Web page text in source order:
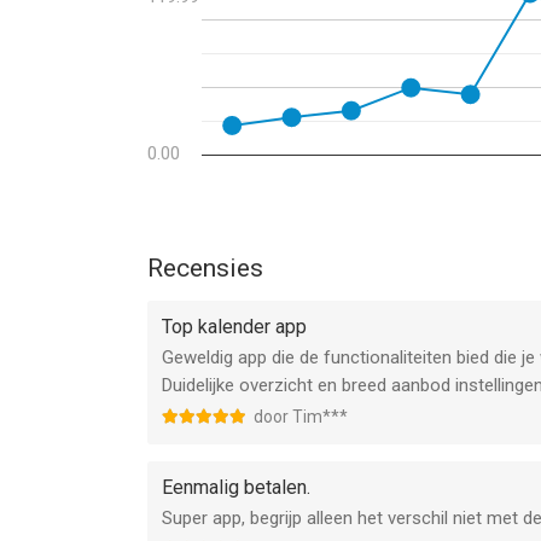
● Bekijk vandaag widgetondersteuning
● Navigeren met: Apple & Google Maps,
TransitApp, Waze, Yandex, 高德 地图
● Alternatieve kalenders (Chinees, Hebreeuws,
● Batch -bewerkingen
Heeft u vragen, klachten of opmerkingen? Deel
gestelde vragen en tips vinden op https://
Deze app biedt in-app aankopen, inclusief een
Abonnementsvoorwaarden worden beschreven
gekoppeld:
Servicevoorwaarden: https://maplemedia.io/
Bedankt voor het gebruik van Calendar All-In-
support@weekcal.com voor snelle en vriendelijke
0.00
Recensies
Top kalender app
Geweldig app die de functionaliteiten bied die
Duidelijke overzicht en breed aanbod
door Tim***
Eenmalig betalen.
Super app, begrijp alleen het verschil niet met